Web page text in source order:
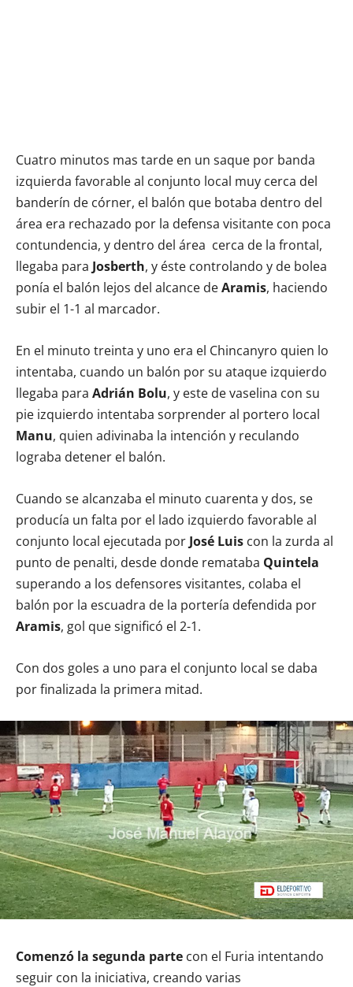
Cuatro minutos mas tarde en un saque por banda
izquierda favorable al conjunto local muy cerca del
banderín de córner, el balón que botaba dentro del
área era rechazado por la defensa visitante con poca
contundencia, y dentro del área cerca de la frontal,
llegaba para Josberth, y éste controlando y de bolea
ponía el balón lejos del alcance deAramis, haciendo
subir el 1-1 al marcador.
En el minuto treinta y uno era el Chincanyro quien lo
intentaba, cuando un balón por su ataque izquierdo
llegaba para Adrián Bolu, y este de vaselina con su
pie izquierdo intentaba sorprender al portero local
Manu, quien adivinaba la intención y reculando
lograba detener el balón.
Cuando se alcanzaba el minuto cuarenta y dos, se
producía un falta por el lado izquierdo favorable al
conjunto local ejecutada por José Luis con la zurda al
punto de penalti, desde donde remataba Quintela
superando a los defensores visitantes, colaba el
balón por la escuadra de la portería defendida por
Aramis, gol que significó el 2-1.
Con dos goles a uno para el conjunto local se daba
por finalizada la primera mitad.
Comenzó la segunda parte con el Furia intentando
seguir con la iniciativa, creando varias